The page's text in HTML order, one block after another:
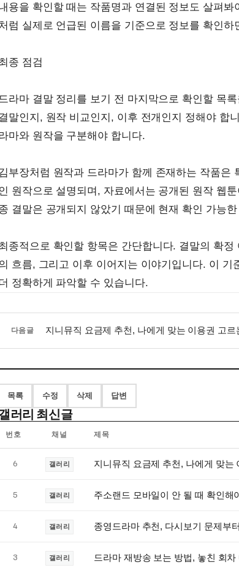
용을 확인할 때는 작품명과 연결된 정보도 살펴
럼 실제로 언급된 이름을 기준으로 정보를 확인
종 점검
드라마 결말 정리를 보기 전 마지막으로 확인할 목
말인지, 원작 비교인지, 이후 전개인지 정해야 합
마와 원작을 구분해야 합니다.
김부장처럼 원작과 드라마가 함께 존재하는 작품
인 원작으로 설명되며, 자료에서는 공개된 원작 웹
결말은 공개되지 않았기 때문에 현재 확인 가능
종적으로 확인할 항목은 간단합니다. 결말의 확
흐름, 그리고 이후 이어지는 이야기입니다. 이
정확하게 파악할 수 있습니다.
다음글 지니뮤직 요금제 추천, 나에게 맞는 이용권 고르
목록 수정 삭제 답변
러리 최신글
번호 채널 제목
6 갤러리 지니뮤직 요금제 추천, 나에게 맞는
5 갤러리 주소랜드 모바일이 안 될 때 확인해
4 갤러리 종영드라마 추천, 다시보기 문제부
3 갤러리 드라마 재방송 보는 방법, 놓친 회